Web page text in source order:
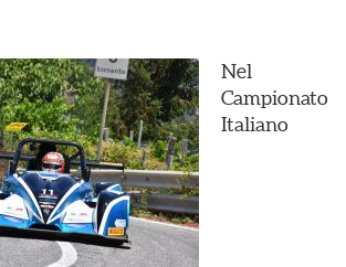
Nel
Campionato
Italiano